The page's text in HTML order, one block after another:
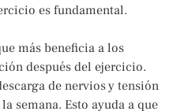
es fundamental.
más beneficia a los
después del ejercicio.
de nervios y tensión
semana. Esto ayuda a que